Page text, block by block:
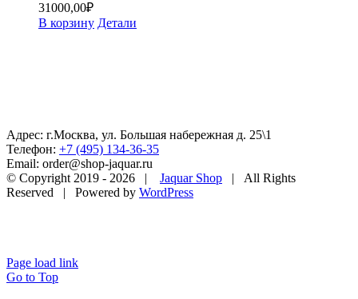
31000,00₽
В корзину Детали
Адрес: г.Москва, ул. Большая набережная д. 25\1
Телефон: +7 (495) 134-36-35
Email: order@shop-jaquar.ru
© Copyright 2019 - 2026 | Jaquar Shop | All Rights
Reserved | Powered by WordPress
Page load link
Go to Top